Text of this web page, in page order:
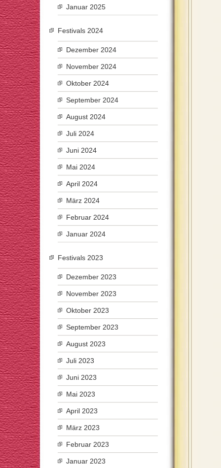
Januar 2025
Festivals 2024
Dezember 2024
November 2024
Oktober 2024
September 2024
August 2024
Juli 2024
Juni 2024
Mai 2024
April 2024
März 2024
Februar 2024
Januar 2024
Festivals 2023
Dezember 2023
November 2023
Oktober 2023
September 2023
August 2023
Juli 2023
Juni 2023
Mai 2023
April 2023
März 2023
Februar 2023
Januar 2023